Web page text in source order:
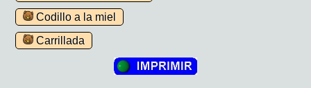
Codillo a la miel
Carrillada